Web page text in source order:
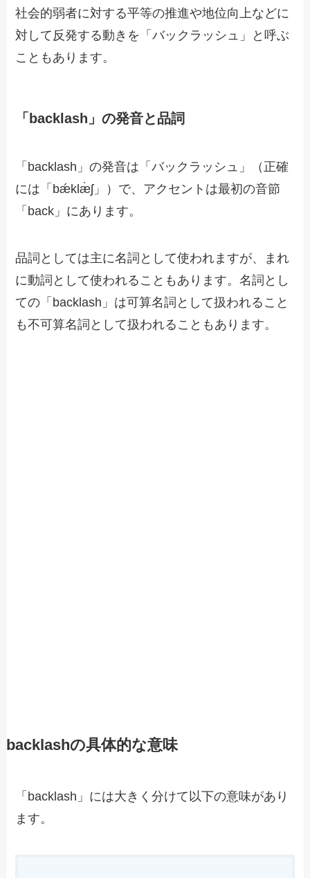
社会的弱者に対する平等の推進や地位向上などに
対して反発する動きを「バックラッシュ」と呼ぶ
こともあります。
「backlash」の発音と品詞
「backlash」の発音は「バックラッシュ」（正確
には「bǽklæ̀ʃ」）で、アクセントは最初の音節
「back」にあります。
品詞としては主に名詞として使われますが、まれ
に動詞として使われることもあります。名詞とし
ての「backlash」は可算名詞として扱われること
も不可算名詞として扱われることもあります。
backlashの具体的な意味
「backlash」には大きく分けて以下の意味があり
ます。